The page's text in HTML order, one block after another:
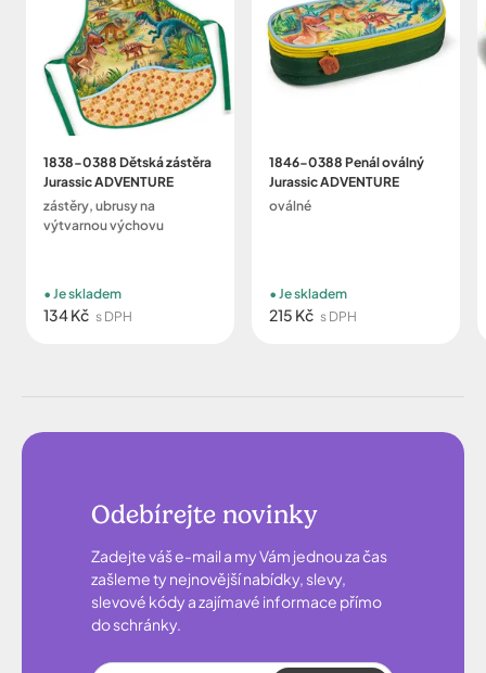
1838-0388 Dětská zástěra
Jurassic ADVENTURE
zástěry, ubrusy na
výtvarnou výchovu
134 Kč s DPH
Je skladem
1846-0388 Penál oválný
Jurassic ADVENTURE
oválné
215 Kč s DPH
Je skladem
Odebírejte novinky
Zadejte váš e-mail a my Vám jednou za čas
zašleme ty nejnovější nabídky, slevy,
slevové kódy a zajímavé informace přímo
do schránky.